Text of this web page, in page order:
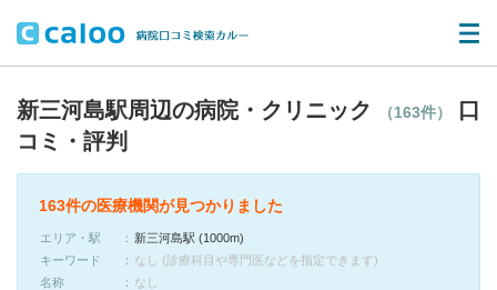
新三河島駅周辺の病院・クリニック （163件）
口
コミ・評判
163件の医療機関が見つかりました
エリア・駅
新三河島駅 (1000m)
キーワード
なし (診療科目や専門医などを指定できます)
名称
なし